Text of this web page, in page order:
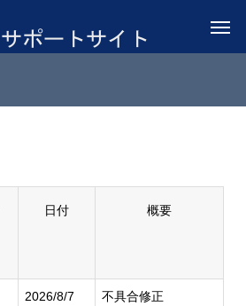
日付 概要
2026/8/7 不具合修正